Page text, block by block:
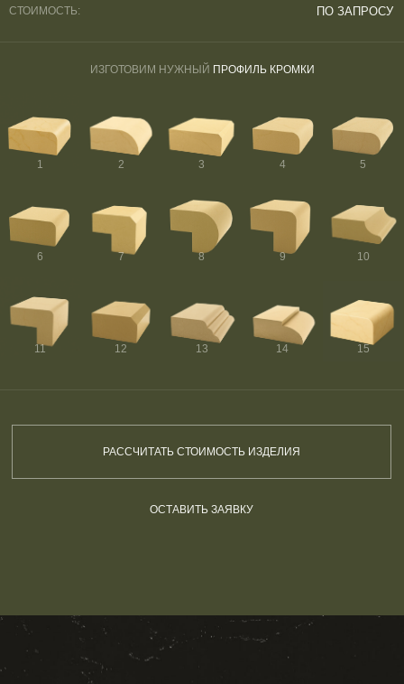
ПО ЗАПРОСУ
СТОИМОСТЬ:
1 2 4
3 5
10
9
8
7
6
11 12 13 14 15
ИЗГОТОВИМ НУЖНЫЙ ПРОФИЛЬ КРОМКИ
РАССЧИТАТЬ СТОИМОСТЬ ИЗДЕЛИЯ
ОСТАВИТЬ ЗАЯВКУ